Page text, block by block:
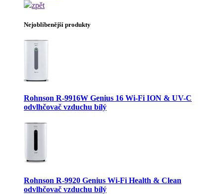
zpět
Nejoblíbenější produkty
Rohnson R-9916W Genius 16 Wi-Fi ION & UV-C
odvlhčovač vzduchu bílý
Rohnson R-9920 Genius Wi-Fi Health & Clean
odvlhčovač vzduchu bílý